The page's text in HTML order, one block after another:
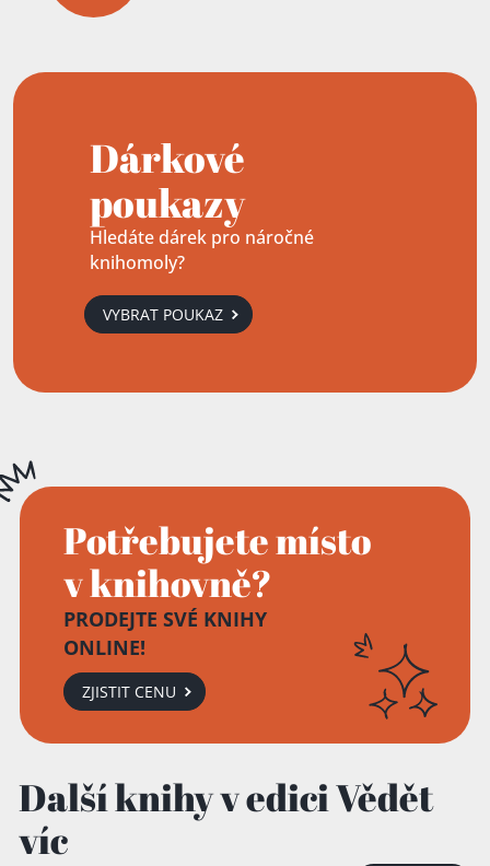
Dárkové
poukazy
Hledáte dárek pro náročné
knihomoly?
VYBRAT POUKAZ
Potřebujete místo
v knihovně?
PRODEJTE SVÉ KNIHY
ONLINE!
ZJISTIT CENU
Další knihy v edici Vědět
víc